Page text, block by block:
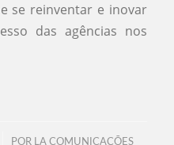
se reinventar e inovar
das agências nos
POR LA COMUNICAÇÕES